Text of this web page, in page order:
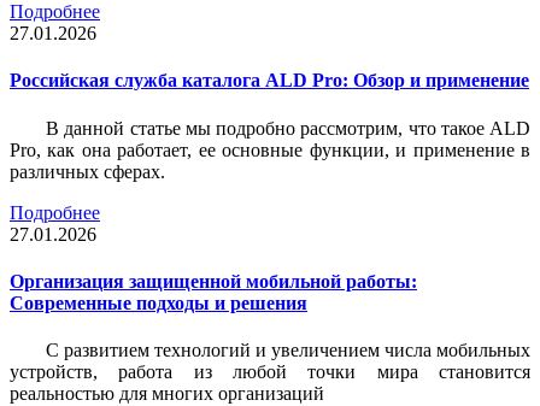
Подробнее
27.01.2026
Российская служба каталога ALD Pro: Обзор и применение
В данной статье мы подробно рассмотрим, что такое ALD
Pro, как она работает, ее основные функции, и применение в
различных сферах.
Подробнее
27.01.2026
Организация защищенной мобильной работы:
Современные подходы и решения
С развитием технологий и увеличением числа мобильных
устройств, работа из любой точки мира становится
реальностью для многих организаций